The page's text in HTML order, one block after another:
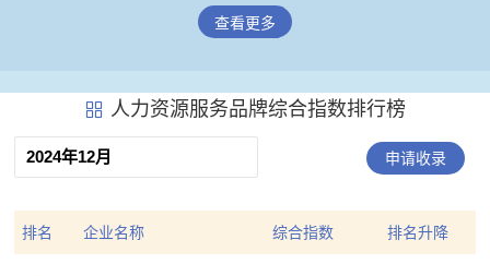
社保服务 员工健康服务
企业培训 其它
查看更多
 人力资源服务品牌综合指数排行榜
申请收录
排名 企业名称 综合指数 排名升降